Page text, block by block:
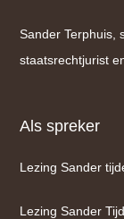
Sander Terphuis,
staatsrechtjurist
Als spreker
Lezing Sander
Lezing Sander